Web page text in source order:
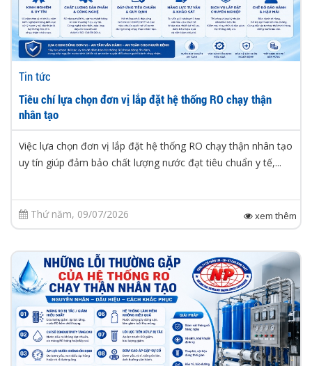
Tin tức
Tiêu chí lựa chọn đơn vị lắp đặt hệ thống RO chạy thận
nhân tạo
Việc lựa chọn đơn vị lắp đặt hệ thống RO chạy thận nhân tạo
uy tín giúp đảm bảo chất lượng nước đạt tiêu chuẩn y tế,...
Thứ năm, 09/07/2026 xem thêm